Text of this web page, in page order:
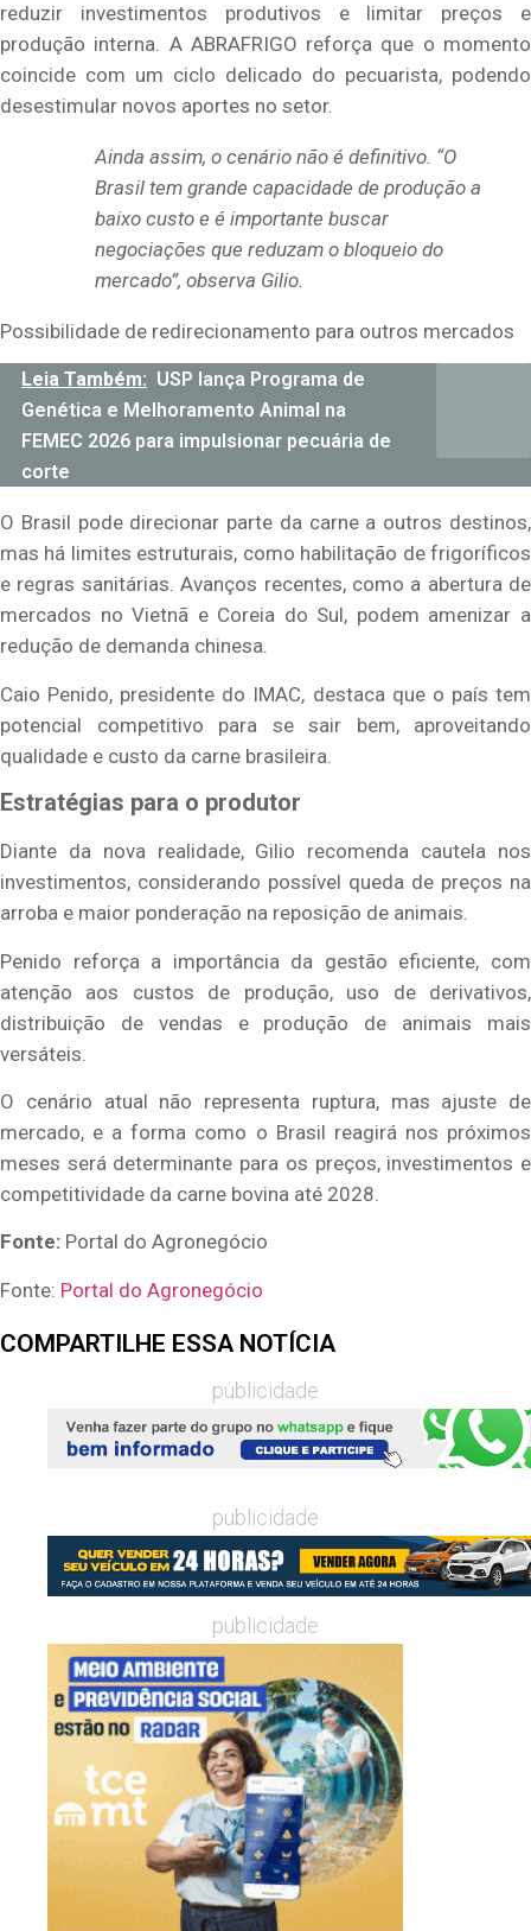
reduzir investimentos produtivos e limitar preços e
produção interna. A ABRAFRIGO reforça que o momento
coincide com um ciclo delicado do pecuarista, podendo
desestimular novos aportes no setor.
Ainda assim, o cenário não é definitivo. “O
Brasil tem grande capacidade de produção a
baixo custo e é importante buscar
negociações que reduzam o bloqueio do
mercado”, observa Gilio.
Possibilidade de redirecionamento para outros mercados
Leia Também: USP lança Programa de
Genética e Melhoramento Animal na
FEMEC 2026 para impulsionar pecuária de
corte
O Brasil pode direcionar parte da carne a outros destinos,
mas há limites estruturais, como habilitação de frigoríficos
e regras sanitárias. Avanços recentes, como a abertura de
mercados no Vietnã e Coreia do Sul, podem amenizar a
redução de demanda chinesa.
Caio Penido, presidente do IMAC, destaca que o país tem
potencial competitivo para se sair bem, aproveitando
qualidade e custo da carne brasileira.
Estratégias para o produtor
Diante da nova realidade, Gilio recomenda cautela nos
investimentos, considerando possível queda de preços na
arroba e maior ponderação na reposição de animais.
Penido reforça a importância da gestão eficiente, com
atenção aos custos de produção, uso de derivativos,
distribuição de vendas e produção de animais mais
versáteis.
O cenário atual não representa ruptura, mas ajuste de
mercado, e a forma como o Brasil reagirá nos próximos
meses será determinante para os preços, investimentos e
competitividade da carne bovina até 2028.
Fonte: Portal do Agronegócio
Fonte: Portal do Agronegócio
COMPARTILHE ESSA NOTÍCIA
publicidade
publicidade
publicidade